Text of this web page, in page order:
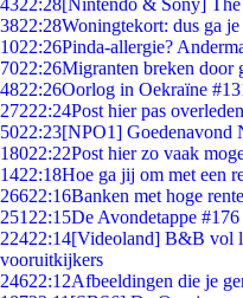
4322:28[Nintendo & Sony]
3822:28Woningtekort: dus ga
1022:26Pinda-allergie?
7022:26Migranten breken door
4822:26Oorlog in Oekraïne
27222:24Post hier pas
5022:23[NPO1] Goedenavond
18022:22Post hier zo vaak
1422:18Hoe ga jij om met een
26622:16Banken met hoge
251 22:15De Avondetappe
22422:14[Videoland] B&B vol
vooruitkijkers
24622:12Afbeeldingen die je